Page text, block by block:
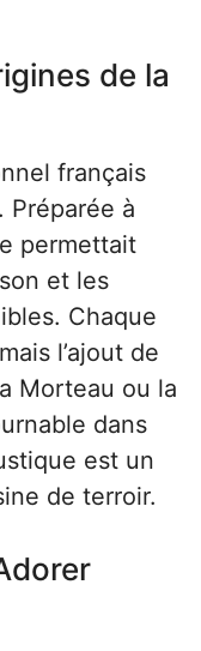
de la
français
Préparée à
permettait
et les
Chaque
l’ajout de
Morteau ou la
dans
est un
de terroir.